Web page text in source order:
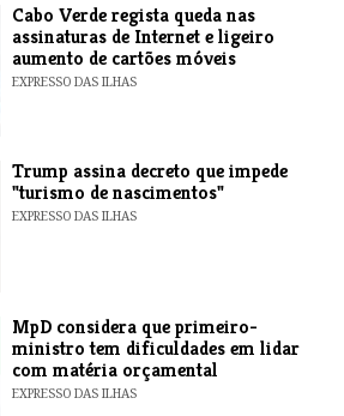
Cabo Verde regista queda nas
assinaturas de Internet e ligeiro
aumento de cartões móveis
EXPRESSO DAS ILHAS
Trump assina decreto que impede
"turismo de nascimentos"
EXPRESSO DAS ILHAS
MpD considera que primeiro-
ministro tem dificuldades em lidar
com matéria orçamental
EXPRESSO DAS ILHAS